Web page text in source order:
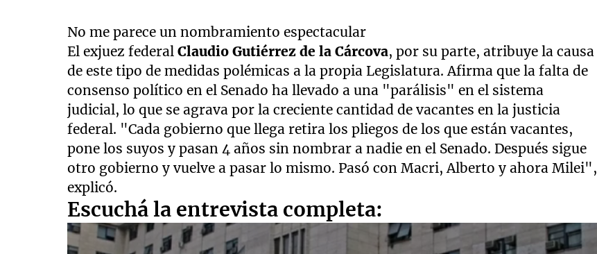
No me parece un nombramiento espectacular
El exjuez federalClaudio Gutiérrez de la Cárcova, por su parte, atribuye la causa
de este tipo de medidas polémicas a la propia Legislatura. Afirma que la falta de
consenso político en el Senado ha llevado a una "parálisis" en el sistema
judicial, lo que se agrava por la creciente cantidad de vacantes en la justicia
federal. "Cada gobierno que llega retira los pliegos de los que están vacantes,
pone los suyos y pasan 4 años sin nombrar a nadie en el Senado. Después sigue
otro gobierno y vuelve a pasar lo mismo. Pasó con Macri, Alberto y ahora Milei",
explicó.
Escuchá la entrevista completa: